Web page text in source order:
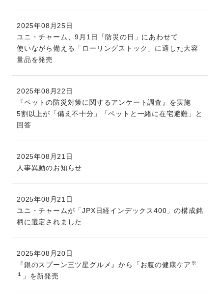
2025年08月25日
ユニ・チャーム、9月1日「防災の日」にあわせて
使いながら備える「ローリングストック」に適した大容
量品を発売
2025年08月22日
『ペットの防災対策に関するアンケート調査』を実施
5割以上が「備え不十分」「ペットと一緒に在宅避難」と
回答
2025年08月21日
人事異動のお知らせ
2025年08月21日
ユニ・チャームが「JPX日経インデックス400」の構成銘
柄に選定されました
2025年08月20日
『銀のスプーン三ツ星グルメ』から「お腹の健康ケア ※
１
」を新発売